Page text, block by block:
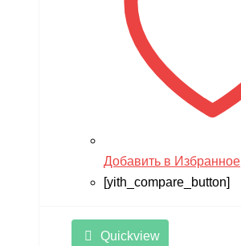
Добавить в Избранное
[yith_compare_button]
Quickview